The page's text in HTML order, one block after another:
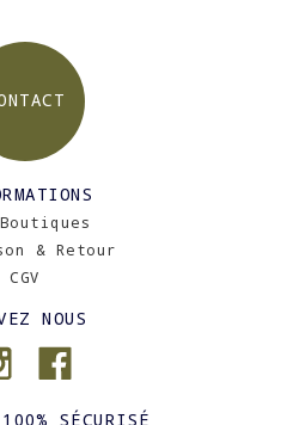
& Retour
CGV
NOUS
SÉCURISÉ